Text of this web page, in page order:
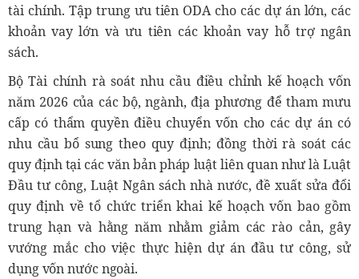
tài chính. Tập trung ưu tiên ODA cho các dự án lớn, các
khoản vay lớn và ưu tiên các khoản vay hỗ trợ ngân
sách.
Bộ Tài chính rà soát nhu cầu điều chỉnh kế hoạch vốn
năm 2026 của các bộ, ngành, địa phương để tham mưu
cấp có thẩm quyền điều chuyển vốn cho các dự án có
nhu cầu bổ sung theo quy định; đồng thời rà soát các
quy định tại các văn bản pháp luật liên quan như là Luật
Đầu tư công, Luật Ngân sách nhà nước, đề xuất sửa đổi
quy định về tổ chức triển khai kế hoạch vốn bao gồm
trung hạn và hằng năm nhằm giảm các rào cản, gây
vướng mắc cho việc thực hiện dự án đầu tư công, sử
dụng vốn nước ngoài.